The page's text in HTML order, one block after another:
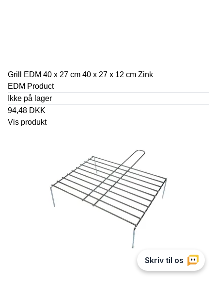
Grill EDM 40 x 27 cm 40 x 27 x 12 cm Zink
EDM Product
Ikke på lager
94,48 DKK
Vis produkt